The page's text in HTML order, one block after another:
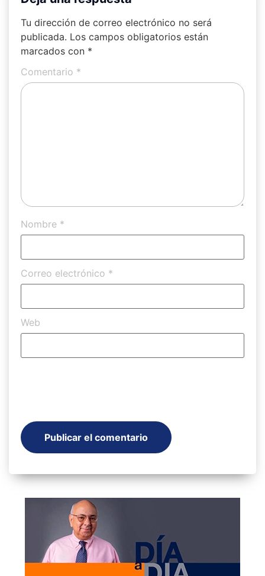
Tu dirección de correo electrónico no será
publicada. Los campos obligatorios están
marcados con *
Comentario *
Nombre *
Correo electrónico *
Web